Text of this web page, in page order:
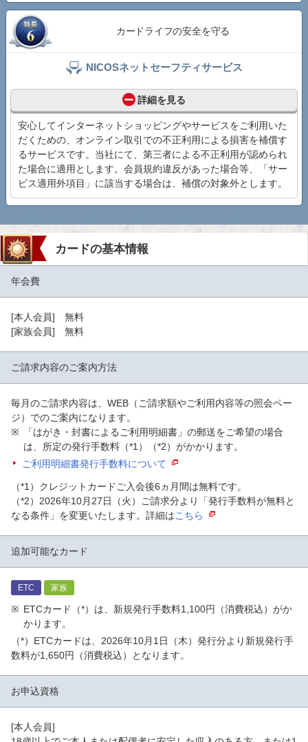
カードライフの安全を守る
NICOSネットセーフティサービス
詳細を見る
安心してインターネットショッピングやサービスをご利用いた
だくための、オンライン取引での不正利用による損害を補償す
るサービスです。当社にて、第三者による不正利用が認められ
た場合に適用とします。会員規約違反があった場合等、「サー
ビス適用外項目」に該当する場合は、補償の対象外とします。
カードの基本情報
年会費
[本人会員] 無料
[家族会員] 無料
ご請求内容のご案内方法
毎月のご請求内容は、WEB（ご請求額やご利用内容等の照会ペー
ジ）でのご案内になります。
「はがき・封書によるご利用明細書」の郵送をご希望の場合
は、所定の発行手数料（*1）（*2）がかかります。
ご利用明細書発行手数料について
（*1）クレジットカードご入会後6ヵ月間は無料です。
（*2）2026年10月27日（火）ご請求分より「発行手数料が無料と
なる条件」を変更いたします。詳細はこちら
追加可能なカード
ETC 家族
ETCカード（*）は、新規発行手数料1,100円（消費税込）がか
かります。
（*）ETCカードは、2026年10月1日（木）発行分より新規発行手
数料が1,650円（消費税込）となります。
お申込資格
[本人会員]